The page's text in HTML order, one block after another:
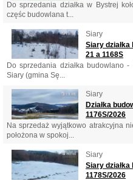
Do sprzedania działka w Bystrej
częśc budowlana t...
Siary
Siary działka
21 a 1168S
Do sprzedania działka budowlano
Siary (gmina Sę...
Siary
Działka
1176S/2026
Na sprzedaż wyjątkowo atrakcyjna
położona w spokoj...
Siary
Siary działka
1178S/2026